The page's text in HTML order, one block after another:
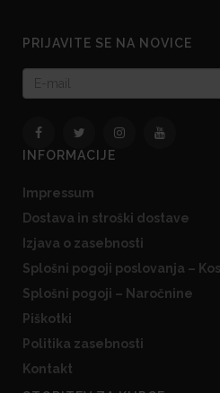
PRIJAVITE SE NA NOVICE
INFORMACIJE
Impressum
Dostava in stroški dostave
Izjava o zasebnosti
Splošni pogoji poslovanja –
Splošni pogoji – Naročnine
Piškotki
Politika zasebnosti
Kontakt